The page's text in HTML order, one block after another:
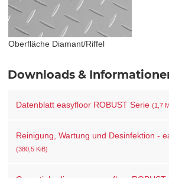
Oberfläche Diamant/Riffel
Downloads &
Datenblatt easyfloor ROBUST Serie(1,7
Reinigung, Wartung und Desinfektion -
(380,5 KiB)